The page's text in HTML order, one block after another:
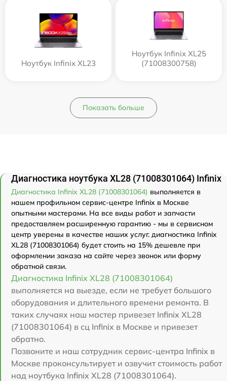
Ноутбук Infinix XL23
Ноутбук Infinix XL25
(71008300758)
Показать больше
Диагностика ноутбука XL28 (71008301064) Infinix
Диагностика Infinix XL28 (71008301064) выполняется в
нашем профильном сервис-центре Infinix в Москве
опытными мастерами. На все виды работ и запчасти
предоставляем расширенную гарантию - мы в сервисном
центр уверены в качестве наших услуг. диагностика Infinix
XL28 (71008301064) будет стоить на 15% дешевле при
оформлении заказа на сайте через звонок или форму
обратной связи.
Диагностика Infinix XL28 (71008301064)
выполняется на выезде, если не требует большого
оборудования и длительного времени ремонта. В
таких случаях наш мастер привезет Infinix XL28
(71008301064) в сц Infinix в Москве и привезет
обратно.
Позвоните и наш сотрудник сервис-центра Infinix в
Москве проконсультирует и озвучит стоимость работ
над ноутбука Infinix XL28 (71008301064).